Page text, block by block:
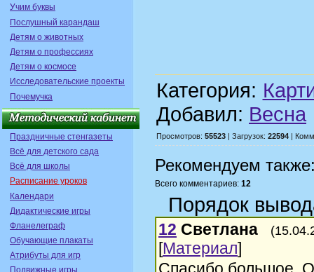
Учим буквы
Послушный карандаш
Детям о животных
Детям о профессиях
Детям о космосе
Исследовательские проекты
Почемучка
Праздничные стенгазеты
Всё для детского сада
Всё для школы
Расписание уроков
Календари
Дидактические игры
Фланелеграф
Обучающие плакаты
Атрибуты для игр
Категория:
Добавил: Весна
Просмотров: 55523 | Загрузок: 22594 |
Рекомендуем
Всего комментариев: 12
Порядок
12 Светлана
[Материал]